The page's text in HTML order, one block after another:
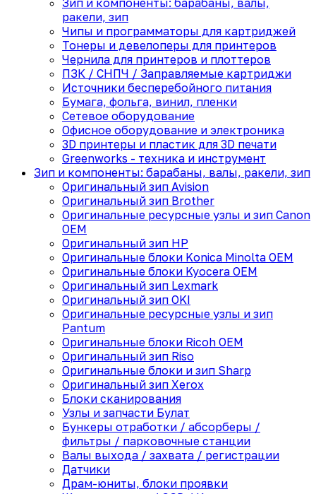
Зип и компоненты: барабаны, валы,
ракели, зип
Чипы и программаторы для картриджей
Тонеры и девелоперы для принтеров
Чернила для принтеров и плоттеров
ПЗК / СНПЧ / Заправляемые картриджи
Источники бесперебойного питания
Бумага, фольга, винил, пленки
Сетевое оборудование
Офисное оборудование и электроника
3D принтеры и пластик для 3D печати
Greenworks - техника и инструмент
Зип и компоненты: барабаны, валы, ракели, зип
Оригинальный зип Avision
Оригинальный зип Brother
Оригинальные ресурсные узлы и зип Canon
OEM
Оригинальный зип HP
Оригинальные блоки Konica Minolta OEM
Оригинальные блоки Kyocera OEM
Оригинальный зип Lexmark
Оригинальный зип OKI
Оригинальные ресурсные узлы и зип
Pantum
Оригинальные блоки Ricoh OEM
Оригинальный зип Riso
Оригинальные блоки и зип Sharp
Оригинальный зип Xerox
Блоки сканирования
Узлы и запчасти Булат
Бункеры отработки / абсорберы /
фильтры / парковочные станции
Валы выхода / захвата / регистрации
Датчики
Драм-юниты, блоки проявки